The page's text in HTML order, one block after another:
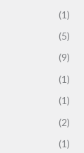
(1)
(5)
(9)
(1)
(1)
(2)
(1)